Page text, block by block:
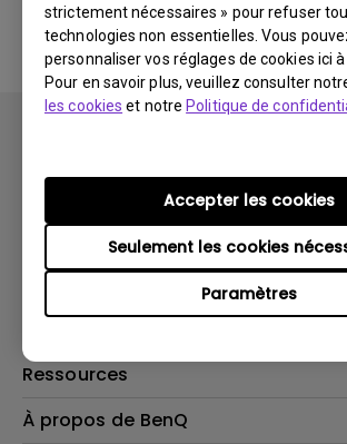
strictement nécessaires » pour refuser
technologies non essentielles. Vous
personnaliser vos réglages de cookies ici
Pour en savoir plus, veuillez consulter
les cookies et notre Politique de
Paramètres
Seulement les cookies
Accepter les cookies
Vidéoprojecteurs
Haut-parleur
Solutions
Contactez-nous
Recycling
Ressources
Centre de connaissances
À propos de BenQ